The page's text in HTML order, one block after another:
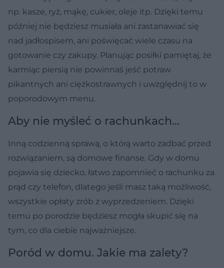
np. kasze, ryż, mąkę, cukier, oleje itp. Dzięki temu
później nie będziesz musiała ani zastanawiać się
nad jadłospisem, ani poświęcać wiele czasu na
gotowanie czy zakupy. Planując posiłki pamiętaj, że
karmiąc piersią nie powinnaś jeść potraw
pikantnych ani ciężkostrawnych i uwzględnij to w
poporodowym menu.
Aby nie myśleć o rachunkach...
Inną codzienną sprawą, o którą warto zadbać przed
rozwiązaniem, są domowe finanse. Gdy w domu
pojawia się dziecko, łatwo zapomnieć o rachunku za
prąd czy telefon, dlatego jeśli masz taką możliwość,
wszystkie opłaty zrób z wyprzedzeniem. Dzięki
temu po porodzie będziesz mogła skupić się na
tym, co dla ciebie najważniejsze.
Poród w domu. Jakie ma zalety?